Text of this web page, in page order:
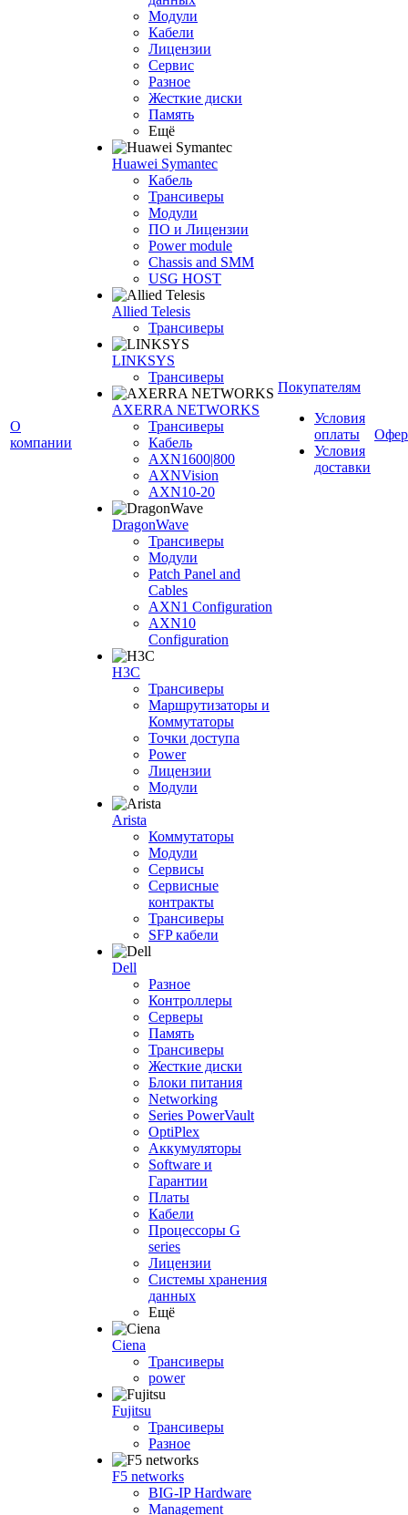
О
компании
Модули
Кабели
Лицензии
Сервис
Разное
Жесткие диски
Память
Ещё
Huawei Symantec
Кабель
Трансиверы
Модули
ПО и Лицензии
Power module
Chassis and SMM
USG HOST
Allied Telesis
Трансиверы
LINKSYS
Трансиверы
AXERRA NETWORKS
Трансиверы
Кабель
AXN1600|800
AXNVision
AXN10-20
DragonWave
Трансиверы
Модули
Patch Panel and
Cables
AXN1 Configuration
AXN10
Configuration
H3С
Трансиверы
Маршрутизаторы и
Коммутаторы
Точки доступа
Power
Лицензии
Модули
Arista
Коммутаторы
Модули
Сервисы
Сервисные
контракты
Трансиверы
SFP кабели
Dell
Разное
Контроллеры
Серверы
Память
Трансиверы
Жесткие диски
Блоки питания
Networking
Series PowerVault
OptiPlex
Аккумуляторы
Software и
Гарантии
Платы
Кабели
Процессоры G
series
Лицензии
Системы хранения
данных
Ещё
Ciena
Трансиверы
power
Fujitsu
Трансиверы
Разное
F5 networks
BIG-IP Hardware
Management
Покупателям
Условия
оплаты
Условия
доставки